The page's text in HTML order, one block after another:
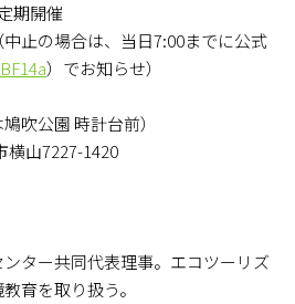
期開催
止の場合は、当日7:00までに公式
）でお知らせ）
吹公園 時計台前）
横山7227-1420
ター共同代表理事。エコツーリズ
育を取り扱う。